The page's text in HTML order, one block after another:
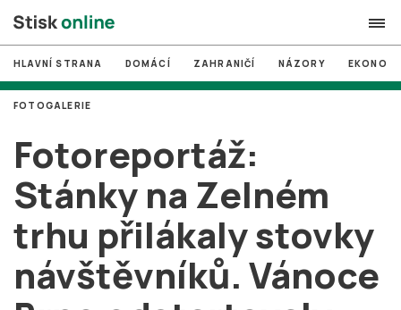
search
# MUNI
# Brno
# volby
login PŘIHLÁSIT SE
Zapomněli jste heslo?
HLAVNÍ STRANA DOMÁCÍ ZAHRANIČÍ NÁZORY
Fotoreportáž:
Stánky na Zelném
trhu přilákaly stovky
návštěvníků. Vánoce
FOTOGALERIE